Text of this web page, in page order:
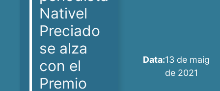
Nativel
Preciado
se alza
con el
Premio
Data:13 de maig
de 2021